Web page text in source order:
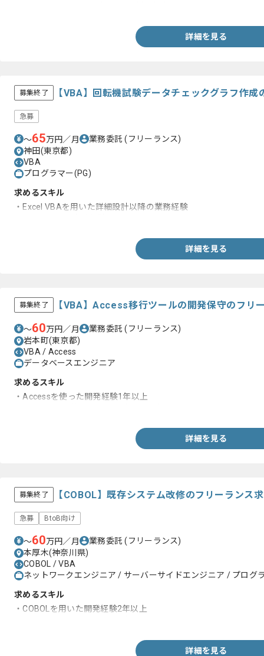
詳細を見る
募集終了 【VBA】回転機試験データチェックグラフ作
急募
〜65万円／月 業務委託(フリーランス)
神田(東京都)
VBA
プログラマー(PG)
求めるスキル
・Excel VBAを用いた詳細設計以降の業務経験
詳細を見る
募集終了 【VBA】Access移行ツールの開発保守のフリ
〜60万円／月 業務委託(フリーランス)
岩本町(東京都)
VBA / Access
データベースエンジニア
求めるスキル
・Accessを使った開発経験1年以上
詳細を見る
募集終了 【COBOL】既存システム改修のフリーランス
急募 BtoB向け
〜60万円／月 業務委託(フリーランス)
本厚木(神奈川県)
COBOL / VBA
ネットワークエンジニア / サーバーサイドエンジニア / プログ
求めるスキル
・COBOLを用いた開発経験2年以上
詳細を見る